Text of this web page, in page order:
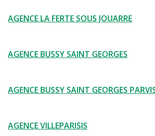
AGENCE LA FERTE SOUS JOUARRE
AGENCE BUSSY SAINT GEORGES
AGENCE BUSSY SAINT GEORGES
AGENCE VILLEPARISIS